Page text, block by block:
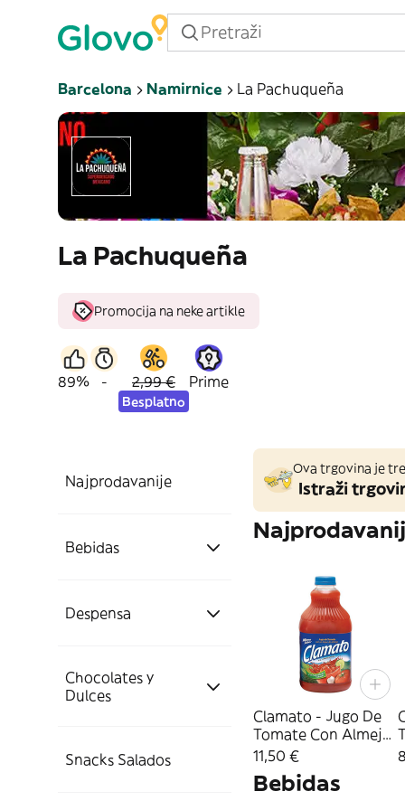
Barcelona Namirnice La Pachuqueña
La Pachuqueña
Promocija na neke artikle
89% - 2,99 €
Besplatno
Prime
Najprodavanije
Bebidas
Aguas, Refrescos Y
Refrescos
Alcoholes
Cervezas
Despensa
Salsa
Chocolates y
Dulces
Chocolate
Snacks Salados
Ova trgovina je
Istraži
Clamato - Jugo De
Tomate Con Almeja
(1.89 Lt)
11,50 €
Bebidas